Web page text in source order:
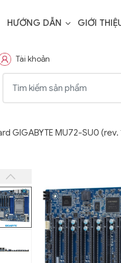
HƯỚNG DẪN GIỚI
Tài khoản
GIGABYTE MU72-SU0 (rev.
Liên hệ
NVMe™ SSD Storage
Micron - 64GB -
15.36TB